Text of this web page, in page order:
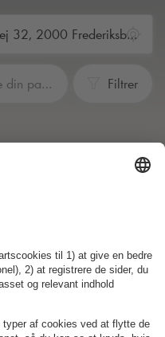
Udfyld datoen for at booke din parkering Filtrer